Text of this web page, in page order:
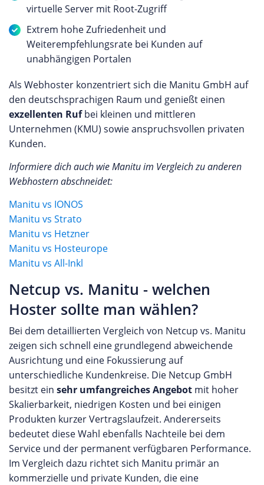
virtuelle Server mit Root-Zugriff
Extrem hohe Zufriedenheit und
Weiterempfehlungsrate bei Kunden auf
unabhängigen Portalen
Als Webhoster konzentriert sich die Manitu GmbH auf
den deutschsprachigen Raum und genießt einen
exzellenten Rufbei kleinen und mittleren
Unternehmen (KMU) sowie anspruchsvollen privaten
Kunden.
Informiere dich auch wie Manitu im Vergleich zu anderen
Webhostern abschneidet:
Manitu vs IONOS
Manitu vs Strato
Manitu vs Hetzner
Manitu vs Hosteurope
Manitu vs All-Inkl
Netcup vs. Manitu - welchen
Hoster sollte man wählen?
Bei dem detaillierten Vergleich von Netcup vs. Manitu
zeigen sich schnell eine grundlegend abweichende
Ausrichtung und eine Fokussierung auf
unterschiedliche Kundenkreise. Die Netcup GmbH
besitzt ein sehr umfangreiches Angebot mit hoher
Skalierbarkeit, niedrigen Kosten und bei einigen
Produkten kurzer Vertragslaufzeit. Andererseits
bedeutet diese Wahl ebenfalls Nachteile bei dem
Service und der permanent verfügbaren Performance.
Im Vergleich dazu richtet sich Manitu primär an
kommerzielle und private Kunden, die eine